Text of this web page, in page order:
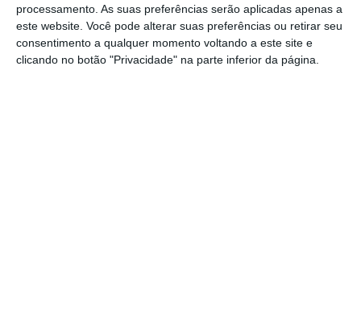
processamento. As suas preferências serão aplicadas apenas a
este website. Você pode alterar suas preferências ou retirar seu
consentimento a qualquer momento voltando a este site e
clicando no botão "Privacidade" na parte inferior da página.